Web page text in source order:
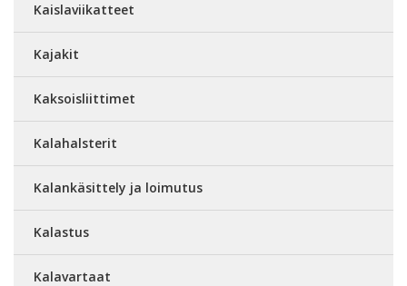
Kaislaviikatteet
Kajakit
Kaksoisliittimet
Kalahalsterit
Kalankäsittely ja loimutus
Kalastus
Kalavartaat